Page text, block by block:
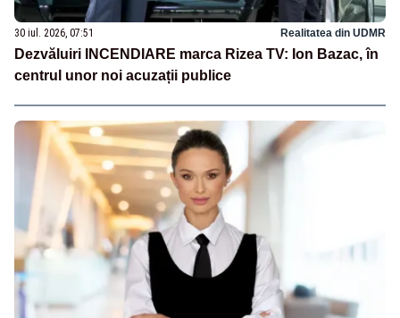
30 iul. 2026, 07:51 Realitatea din UDMR
Dezvăluiri INCENDIARE marca Rizea TV: Ion Bazac, în
centrul unor noi acuzații publice